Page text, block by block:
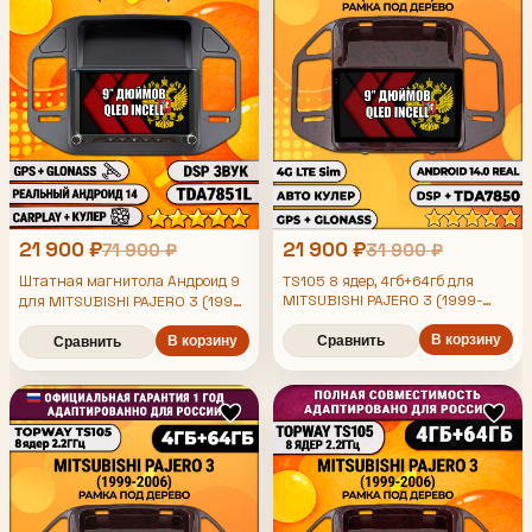
21 900 ₽71 900 ₽
Штатная магнитола Андроид 9
для MITSUBISHI PAJERO 3 (1999-
2006), рамка черная, 4/64гб,
DSP, Topway TS105,
беспроводной CarPlay и Android
Auto, GPS и ГЛОНАСС
Сравнить В корзину
21 900 ₽31 900 ₽
TS105 8 ядер, 4гб+64гб для
MITSUBISHI PAJERO 3 (1999-
2006), рамка под дерево,
Android магнитола
Сравнить В корзину